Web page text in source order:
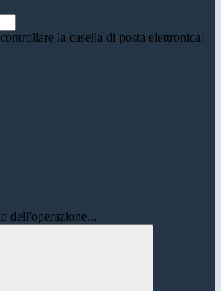
la casella di posta elettronica!
dell'operazione...